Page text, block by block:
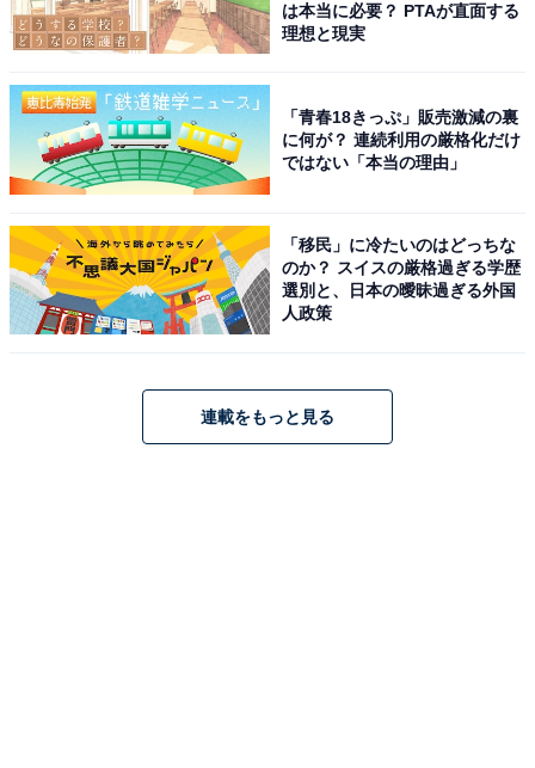
View this post on Instagram
A post shared by Sharanika Akter (@sharanika_)
外国人にとって日本旅行は激安？
は本当に必要？ PTAが直面する
理想と現実
「青春18きっぷ」販売激減の裏
に何が？ 連続利用の厳格化だけ
ではない「本当の理由」
「移民」に冷たいのはどっちな
のか？ スイスの厳格過ぎる学歴
選別と、日本の曖昧過ぎる外国
人政策
連載をもっと見る